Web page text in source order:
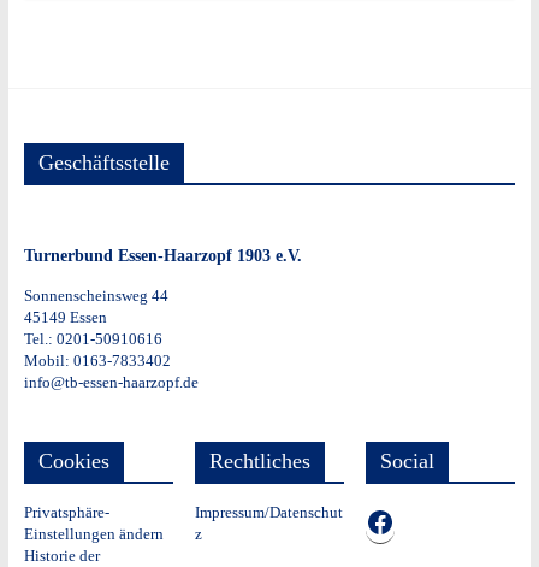
Geschäftsstelle
Turnerbund Essen-Haarzopf 1903 e.V.
Sonnenscheinsweg 44
45149 Essen
Tel.: 0201-50910616
Mobil: 0163-7833402
info@tb-essen-haarzopf.de
Cookies
Privatsphäre-
Einstellungen ändern
Historie der
Rechtliches
Impressum/Datenschut
z
Social
TB auf Facebook